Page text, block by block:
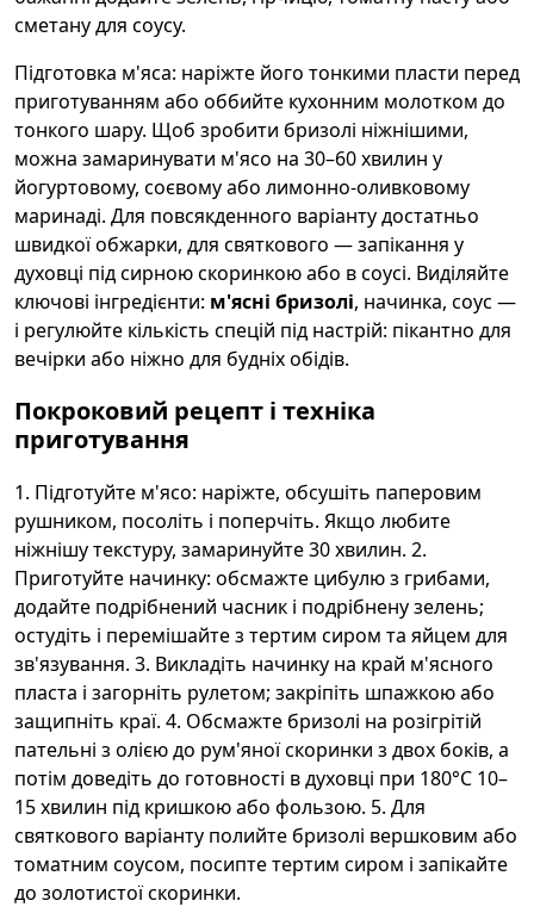
сметану для соусу.
Підготовка м'яса: наріжте його тонкими пласти перед
приготуванням або оббийте кухонним молотком до
тонкого шару. Щоб зробити бризолі ніжнішими,
можна замаринувати м'ясо на 30–60 хвилин у
йогуртовому, соєвому або лимонно-оливковому
маринаді. Для повсякденного варіанту достатньо
швидкої обжарки, для святкового — запікання у
духовці під сирною скоринкою або в соусі. Виділяйте
ключові інгредієнти: м'ясні бризолі, начинка, соус —
і регулюйте кількість спецій під настрій: пікантно для
вечірки або ніжно для будніх обідів.
Покроковий рецепт і техніка
приготування
1. Підготуйте м'ясо: наріжте, обсушіть паперовим
рушником, посоліть і поперчіть. Якщо любите
ніжнішу текстуру, замаринуйте 30 хвилин. 2.
Приготуйте начинку: обсмажте цибулю з грибами,
додайте подрібнений часник і подрібнену зелень;
остудіть і перемішайте з тертим сиром та яйцем для
зв'язування. 3. Викладіть начинку на край м'ясного
пласта і загорніть рулетом; закріпіть шпажкою або
защипніть краї. 4. Обсмажте бризолі на розігрітій
пательні з олією до рум'яної скоринки з двох боків, а
потім доведіть до готовності в духовці при 180°C 10–
15 хвилин під кришкою або фользою. 5. Для
святкового варіанту полийте бризолі вершковим або
томатним соусом, посипте тертим сиром і запікайте
до золотистої скоринки.